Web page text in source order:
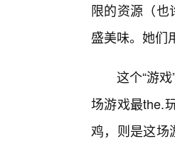
限的资源（也
盛美味。她们
这个“游
场游戏最the.
鸡，则是这场